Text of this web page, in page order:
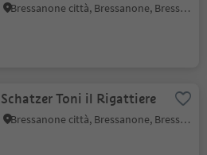
Bressanone città, Bressanone, Bressanone e dintorni
Schatzer Toni il Rigattiere
Bressanone città, Bressanone, Bressanone e dintorni